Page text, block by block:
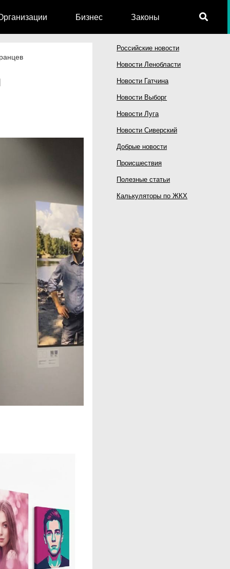
Бизнес Законы
Российские новости
Новости Ленобласти
Новости Гатчина
Новости Выборг
Новости Луга
Новости Сиверский
Добрые новости
Происшествия
Полезные статьи
Калькуляторы по ЖКХ